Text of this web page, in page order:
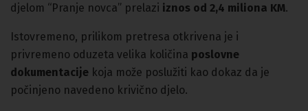
djelom “Pranje novca” prelazi iznos od 2,4 miliona KM.
Istovremeno, prilikom pretresa otkrivena je i
privremeno oduzeta velika količina poslovne
dokumentacije koja može poslužiti kao dokaz da je
počinjeno navedeno krivično djelo.